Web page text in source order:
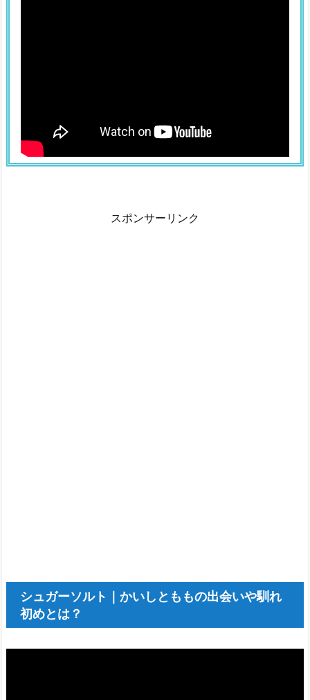
スポンサーリンク
シュガーソルト｜かいしとももの出会いや馴れ
初めとは？